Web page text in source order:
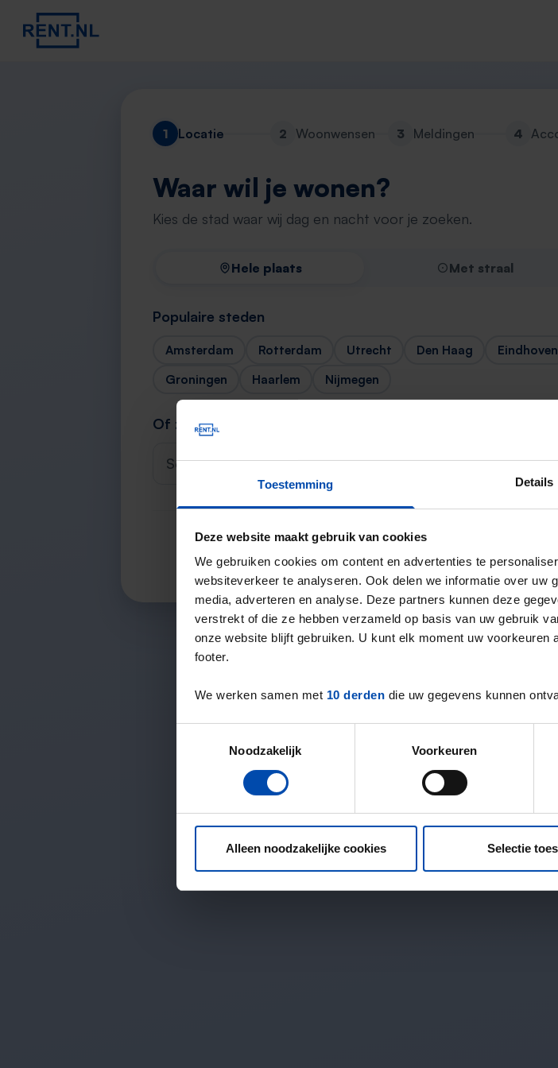
Toestemming Details
Deze website maakt gebruik van cookies
We gebruiken cookies om content en advertenties te
websiteverkeer te analyseren. Ook delen we informatie over uw
media, adverteren en analyse. Deze partners kunnen deze
verstrekt of die ze hebben verzameld op basis van uw gebruik
onze website blijft gebruiken. U kunt elk moment uw
footer.
We werken samen met 10 derden die uw gegevens kunnen
Noodzakelijk
Voorkeuren
Alleen noodzakelijke cookies Selectie
1 Locatie 2 Woonwensen 3 Meldingen 4
Waar wil je wonen?
Kies de stad waar wij dag en nacht voor je zoeken.
Hele plaats Met straal
Populaire steden
Amsterdam Rotterdam Utrecht Den Haag
Eindhoven
Groningen
Haarlem Nijmegen
Of zoek je stad
Selecteer een plaats